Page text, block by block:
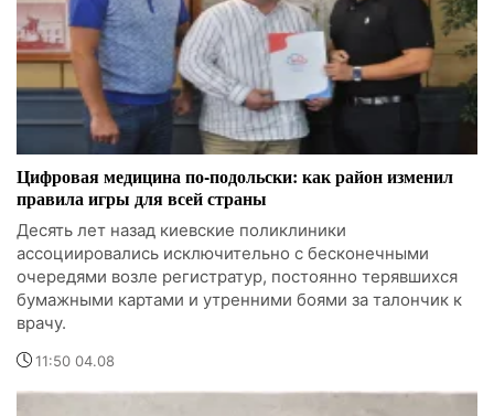
Цифровая медицина по-подольски: как район изменил
правила игры для всей страны
Десять лет назад киевские поликлиники
ассоциировались исключительно с бесконечными
очередями возле регистратур, постоянно терявшихся
бумажными картами и утренними боями за талончик к
врачу.
11:50 04.08